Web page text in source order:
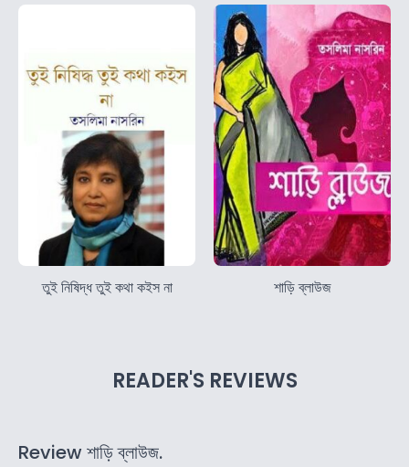
তুই নিষিদ্ধ তুই কথা কইস না শাড়ি ব্লাউজ
READER'S REVIEWS
Review শাড়ি ব্লাউজ.